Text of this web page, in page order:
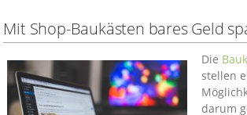
Mit Shop-Baukästen bares Geld
Die
stellen
darum